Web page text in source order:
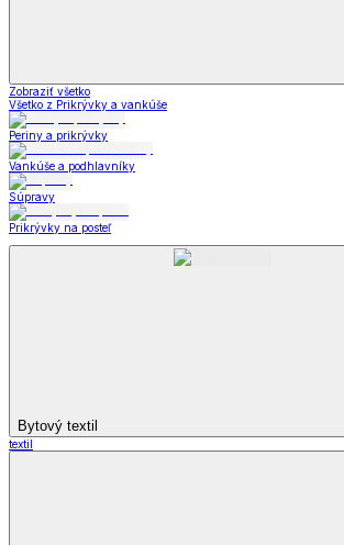
Zobraziť všetko
Všetko z Prikrývky a vankúše
Periny a prikrývky
Vankúše a podhlavníky
Súpravy
Prikrývky na posteľ
Bytový textil
textil